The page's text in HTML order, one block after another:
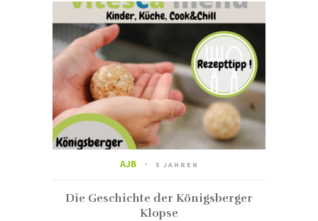
AJB 5 JAHREN
Die Geschichte der Königsberger
Klopse